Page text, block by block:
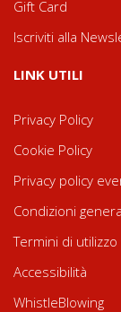
Gift Card
Iscriviti alla
LINK UTILI
Privacy Policy
Cookie Policy
Privacy policy
Condizioni
Termini di
Accessibilità
WhistleBlowing